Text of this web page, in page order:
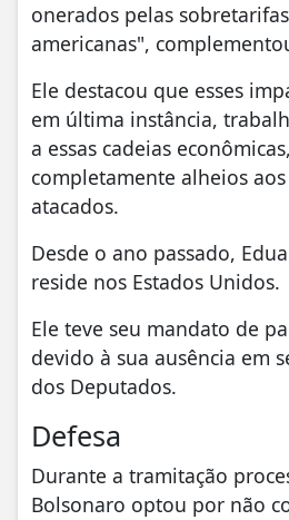
onerados pelas
americanas",
Ele destacou que esses
em última instância,
a essas cadeias
completamente alheios
atacados.
Desde o ano passado,
reside nos Estados Unidos.
Ele teve seu mandato de
devido à sua ausência em
dos Deputados.
Defesa
Durante a tramitação
Bolsonaro optou por não